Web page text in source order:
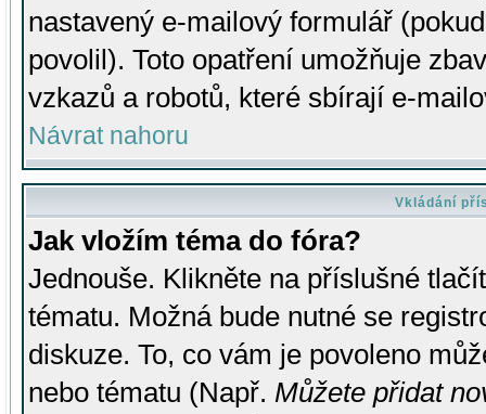
nastavený e-mailový formulář
povolil). Toto opatření umožňuje
vzkazů a robotů, které sbírají e-
Návrat nahoru
Vkládání
Jak vložím téma do fóra?
Jednouše. Klikněte na příslušné
tématu. Možná bude nutné se
diskuze. To, co vám je povoleno
nebo tématu (Např. Můžete přidat